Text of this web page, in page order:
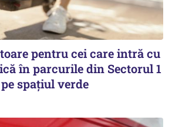
pentru cei care intră cu
în parcurile din Sectorul 1
spațiul verde